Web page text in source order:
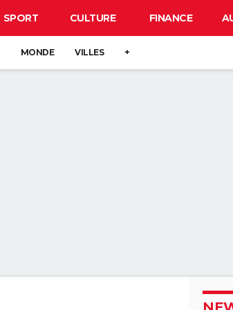
SPORT CULTURE FINANCE
MONDE VILLES +